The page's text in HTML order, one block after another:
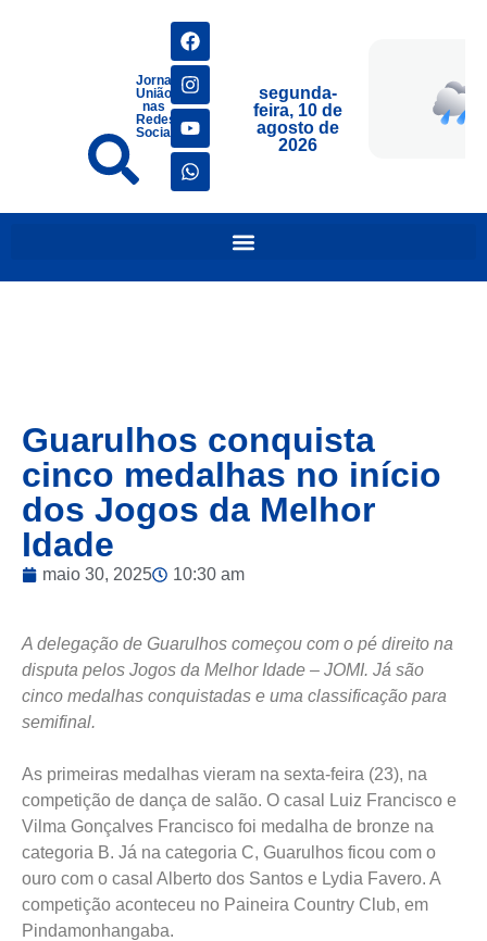
Jornais
União
nas
Redes
Sociais
segunda-
feira, 10 de
agosto de
2026
Guarulhos conquista
cinco medalhas no início
dos Jogos da Melhor
Idade
maio 30, 2025 10:30 am
A delegação de Guarulhos começou com o pé direito na
disputa pelos Jogos da Melhor Idade – JOMI. Já são
cinco medalhas conquistadas e uma classificação para
semifinal.
As primeiras medalhas vieram na sexta-feira (23), na
competição de dança de salão. O casal Luiz Francisco e
Vilma Gonçalves Francisco foi medalha de bronze na
categoria B. Já na categoria C, Guarulhos ficou com o
ouro com o casal Alberto dos Santos e Lydia Favero. A
competição aconteceu no Paineira Country Club, em
Pindamonhangaba.